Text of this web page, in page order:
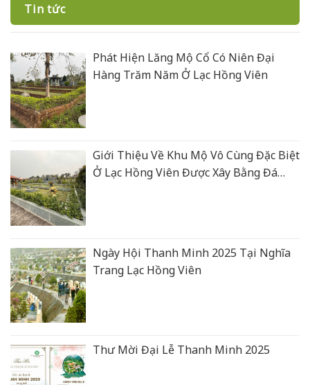
Tin tức
Phát Hiện Lăng Mộ Cổ Có Niên Đại
Hàng Trăm Năm Ở Lạc Hồng Viên
Giới Thiệu Về Khu Mộ Vô Cùng Đặc Biệt
Ở Lạc Hồng Viên Được Xây Bằng Đá
Ngày Hội Thanh Minh 2025 Tại Nghĩa
Trang Lạc Hồng Viên
Thư Mời Đại Lễ Thanh Minh 2025